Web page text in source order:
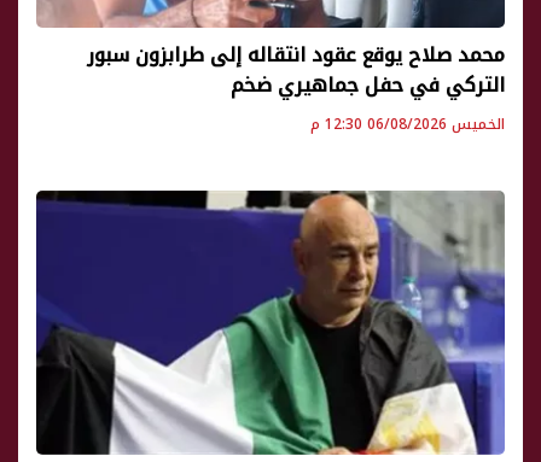
محمد صلاح يوقع عقود انتقاله إلى طرابزون سبور
التركي في حفل جماهيري ضخم
الخميس 06/08/2026 12:30 م